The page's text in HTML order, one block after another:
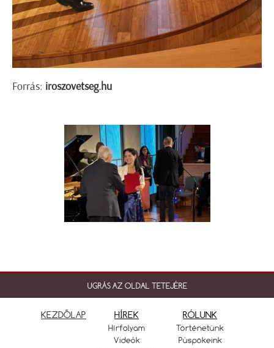
Forrás: iroszovetseg.hu
UGRÁS AZ OLDAL TETEJÉRE
KEZDŐLAP HÍREK
Hírfolyam
Videók
RÓLUNK
Történetünk
Püspökeink